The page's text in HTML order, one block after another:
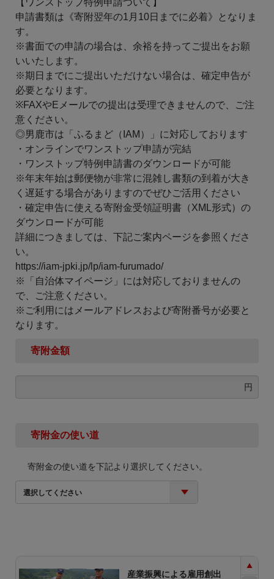
【ワンストップ特例申請ついて】
申請書類は《寄附翌年の1月10日までに必着》となりま
す。
※書面での申請の場合は、余裕を持ってご提出をお願
いいたします。
※期日までにご提出いただけない場合は、確定申告が
必要となります。
※FAXやEメールでの提出は受理できませんので、ご注
意ください。
◎男鹿市は「ふるまど（IAM）」に対応しております
・オンラインでワンストップ申請が完結
・ワンストップ特例申請書のダウンロードが可能
※年末年始は郵便物が非常に混雑し書類の到着が大き
く遅延する場合がありますのでぜひご活用ください
・確定申告に使える寄附金受領証明書（XML形式）の
ダウンロードが可能
詳細につきましては、下記ご案内ページを参照くださ
い。
https://iam-jpki.jp/lp/iam-furumado/
※「自治体マイページ」には対応しておりませんの
で、ご注意ください。
※ご利用にはメールアドレスおよび寄附番号が必要と
なります。
寄附金額
円
寄附金の使い道
寄附金の使い道を下記より選択してください。
選択してください
産業振興による雇用創出